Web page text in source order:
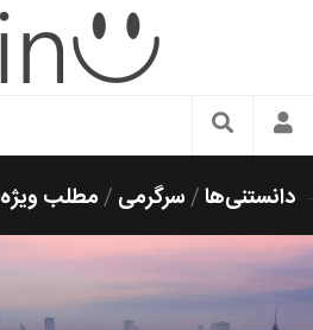
سبک زندگی
زیبایی و آرایش
شیک پوشی
دانستنی‌ها/سرگرمی /مطلب ویژه